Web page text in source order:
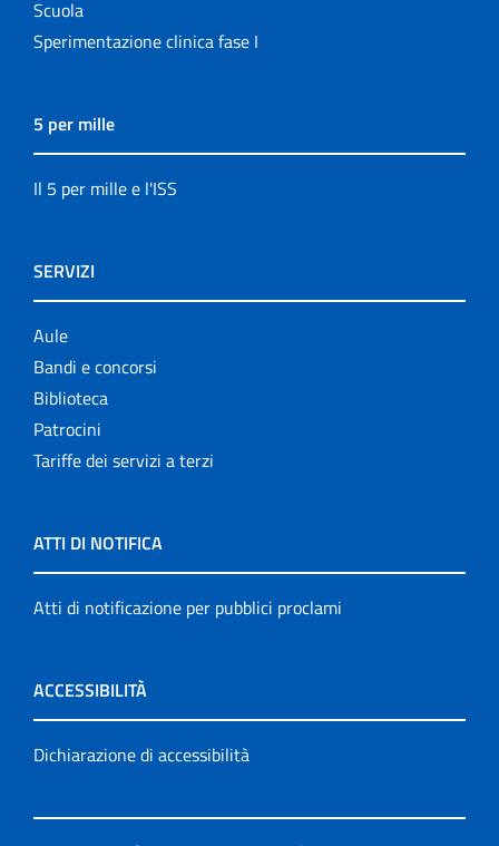
Scuola
Sperimentazione clinica fase I
5 per mille
Il 5 per mille e l'ISS
SERVIZI
Aule
Bandi e concorsi
Biblioteca
Patrocini
Tariffe dei servizi a terzi
ATTI DI NOTIFICA
Atti di notificazione per pubblici proclami
ACCESSIBILITÀ
Dichiarazione di accessibilità